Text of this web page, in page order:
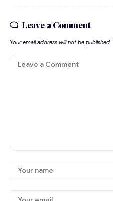
Leave a Comment
Your email address will not be published.